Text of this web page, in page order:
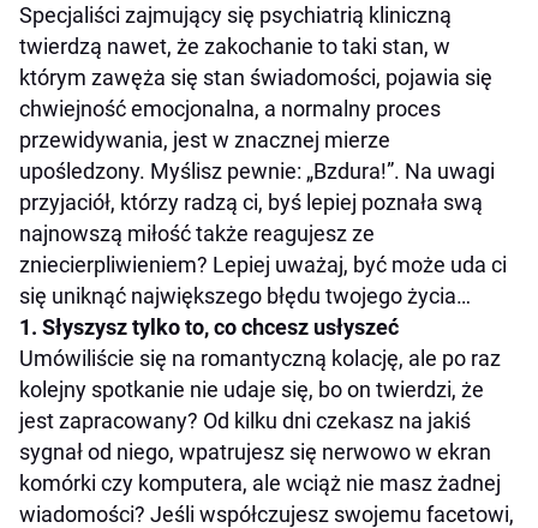
Specjaliści zajmujący się psychiatrią kliniczną
twierdzą nawet, że zakochanie to taki stan, w
którym zawęża się stan świadomości, pojawia się
chwiejność emocjonalna, a normalny proces
przewidywania, jest w znacznej mierze
upośledzony. Myślisz pewnie: „Bzdura!”. Na uwagi
przyjaciół, którzy radzą ci, byś lepiej poznała swą
najnowszą miłość także reagujesz ze
zniecierpliwieniem? Lepiej uważaj, być może uda ci
się uniknąć największego błędu twojego życia…
1. Słyszysz tylko to, co chcesz usłyszeć
Umówiliście się na romantyczną kolację, ale po raz
kolejny spotkanie nie udaje się, bo on twierdzi, że
jest zapracowany? Od kilku dni czekasz na jakiś
sygnał od niego, wpatrujesz się nerwowo w ekran
komórki czy komputera, ale wciąż nie masz żadnej
wiadomości? Jeśli współczujesz swojemu facetowi,